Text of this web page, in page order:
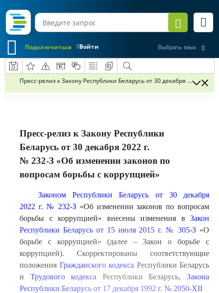
Войти
Подключиться Выбрать язык
Пресс-релиз к Закону Республики Беларусь от 30 декабря 2022 г.
Пресс-релиз к Закону Республики
Беларусь от 30 декабря 2022 г.
№ 232-З «Об изменении законов по
вопросам борьбы с коррупцией»
Законом Республики Беларусь от 30 декабря
2022 г. № 232-З «Об изменении законов по вопросам
борьбы с коррупцией» внесены изменения в Закон
Республики Беларусь от 15 июля 2015 г. № 305-З «О
борьбе с коррупцией» (далее – Закон о борьбе с
коррупцией). Скорректированы соответствующие
положения Гражданского кодекса Республики Беларусь
и Трудового кодекса Республики Беларусь,Закона
Республики Беларусь от 17 декабря 1992 г. № 2050-XII